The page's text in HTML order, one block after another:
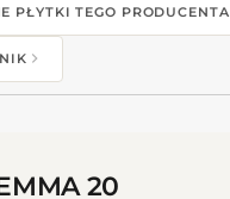
PŁYTKI TEGO PRODUCENTA
20